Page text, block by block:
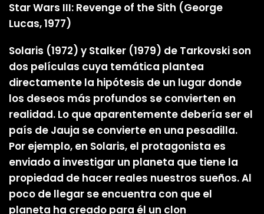
Star Wars III: Revenge of the Sith (George
Lucas, 1977)
Solaris (1972) y Stalker (1979) de Tarkovski son
dos películas cuya temática plantea
directamente la hipótesis de un lugar donde
los deseos más profundos se convierten en
realidad. Lo que aparentemente debería ser el
país de Jauja se convierte en una pesadilla.
Por ejemplo, en Solaris, el protagonista es
enviado a investigar un planeta que tiene la
propiedad de hacer reales nuestros sueños. Al
poco de llegar se encuentra con que el
planeta ha creado para él un clon